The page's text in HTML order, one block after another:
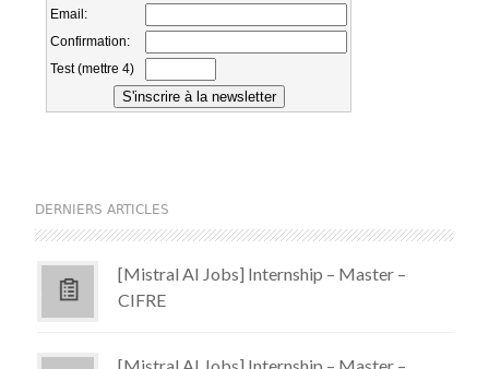
DERNIERS ARTICLES
[Mistral AI Jobs] Internship – Master –
CIFRE